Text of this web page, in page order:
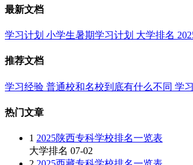
最新文档
学习计划 小学生暑期学习计划 大学排名
推荐文档
学习经验 普通校和名校到底有什么不同 学
热门文章
1 2025陕西专科学校排名一览表
大学排名 07-02